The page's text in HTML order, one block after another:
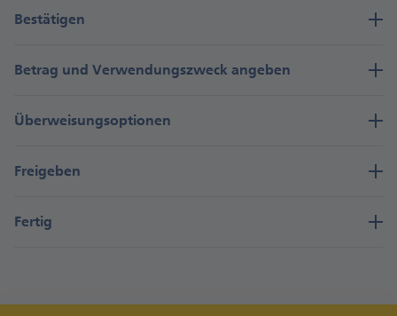
Bestätigen
Betrag und Ver­wendungs­zweck an­geben
Über­weisungs­optionen
Freigeben
Fertig